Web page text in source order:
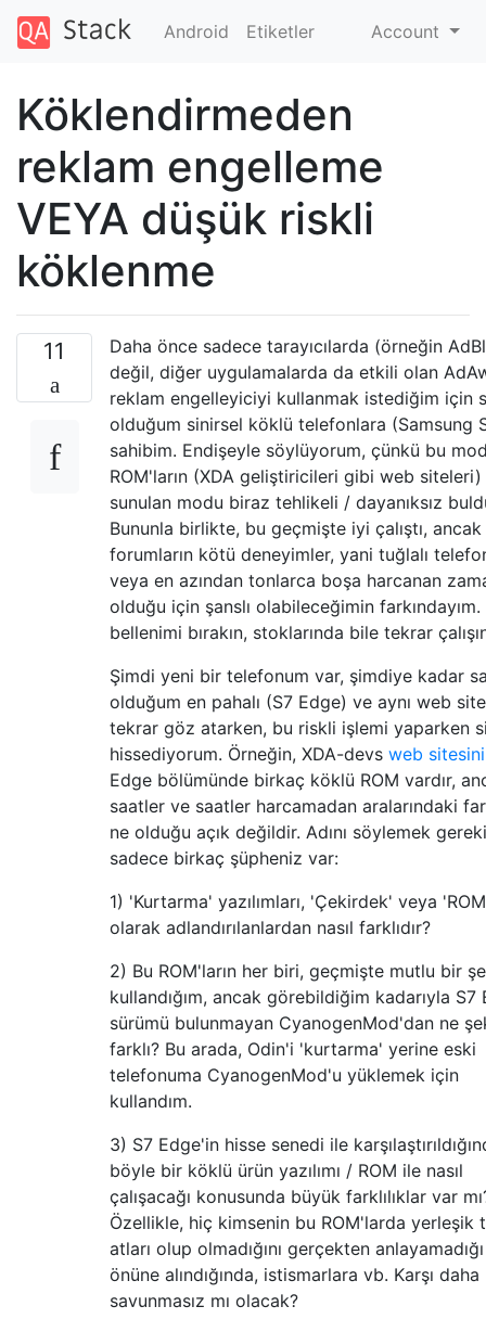
Android Etiketler Account
Köklendirmeden
reklam engelleme
VEYA düşük riskli
köklenme
11
Daha önce sadece tarayıcılarda (örneğin
değil, diğer uygulamalarda da etkili olan
reklam engelleyiciyi kullanmak istediğim için
olduğum sinirsel köklü telefonlara (Samsung
sahibim. Endişeyle söylüyorum, çünkü bu
ROM'ların (XDA geliştiricileri gibi web siteleri)
sunulan modu biraz tehlikeli / dayanıksız
Bununla birlikte, bu geçmişte iyi çalıştı,
forumların kötü deneyimler, yani tuğlalı
veya en azından tonlarca boşa harcanan
olduğu için şanslı olabileceğimin
bellenimi bırakın, stoklarında bile tekrar
Şimdi yeni bir telefonum var, şimdiye kadar
olduğum en pahalı (S7 Edge) ve aynı web
tekrar göz atarken, bu riskli işlemi yaparken
hissediyorum. Örneğin, XDA-devs web
Edge bölümünde birkaç köklü ROM vardır,
saatler ve saatler harcamadan aralarındaki
ne olduğu açık değildir. Adını söylemek
sadece birkaç şüpheniz var:
1) 'Kurtarma' yazılımları, 'Çekirdek' veya
olarak adlandırılanlardan nasıl farklıdır?
2) Bu ROM'ların her biri, geçmişte mutlu bir
kullandığım, ancak görebildiğim kadarıyla S7
sürümü bulunmayan CyanogenMod'dan ne
farklı? Bu arada, Odin'i 'kurtarma' yerine eski
telefonuma CyanogenMod'u yüklemek için
kullandım.
3) S7 Edge'in hisse senedi ile
böyle bir köklü ürün yazılımı / ROM ile nasıl
çalışacağı konusunda büyük farklılıklar var
Özellikle, hiç kimsenin bu ROM'larda yerleşik
atları olup olmadığını gerçekten
önüne alındığında, istismarlara vb. Karşı daha
savunmasız mı olacak?